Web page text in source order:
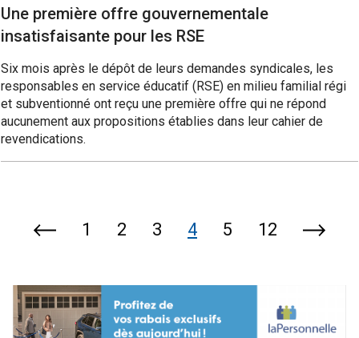
Une première offre gouvernementale
insatisfaisante pour les RSE
Six mois après le dépôt de leurs demandes syndicales, les
responsables en service éducatif (RSE) en milieu familial régi
et subventionné ont reçu une première offre qui ne répond
aucunement aux propositions établies dans leur cahier de
revendications.
Page
1 2 3 4 5 12
Page